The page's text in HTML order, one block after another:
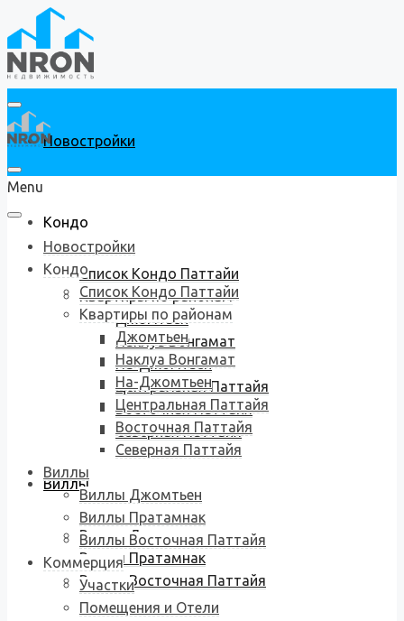
Новостройки
Кондо
Список Кондо Паттайи
Квартиры по районам
Джомтьен
Наклуа Вонгамат
На-Джомтьен
Центральная Паттайя
Восточная Паттайя
Северная Паттайя
Виллы
Виллы Джомтьен
Виллы Пратамнак
Виллы Восточная Паттайя
Menu
Новостройки
Кондо
Список Кондо Паттайи
Квартиры по районам
Джомтьен
Наклуа Вонгамат
На-Джомтьен
Центральная Паттайя
Восточная Паттайя
Северная Паттайя
Виллы
Виллы Джомтьен
Виллы Пратамнак
Виллы Восточная Паттайя
Коммерция
Участки
Помещения и Отели